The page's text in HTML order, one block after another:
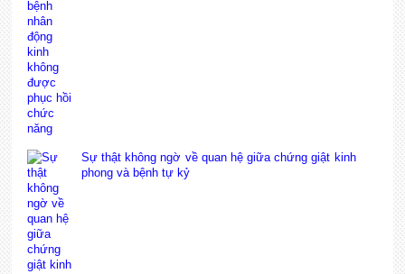
Sự thật không ngờ về quan hệ giữa chứng giật kinh
phong và bệnh tự kỷ